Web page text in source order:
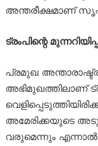
അന്തരീക്ഷമാണ്
ട്രംപിന്റെ
പ്രമുഖ
അഭിമുഖത്തിലാണ്
അമേരിക്കയുടെ
വരുമെന്നും